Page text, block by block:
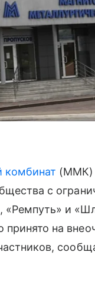
комбинат (ММК)
с
«Ремпуть» и
на